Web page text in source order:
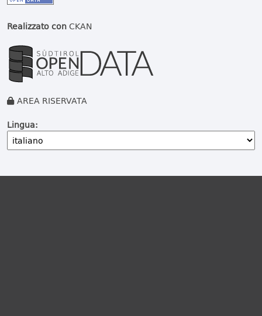
Realizzato conCKAN
AREA RISERVATA
Lingua